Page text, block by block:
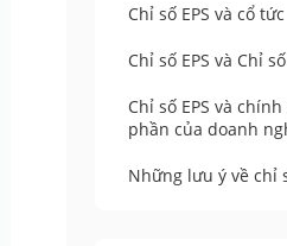
Chỉ số EPS và cổ tức
Chỉ số EPS và Chỉ
Chỉ số EPS và
phần của doanh
Những lưu ý về chỉ